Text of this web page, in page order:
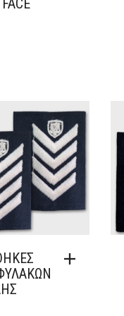
Add to wishlist